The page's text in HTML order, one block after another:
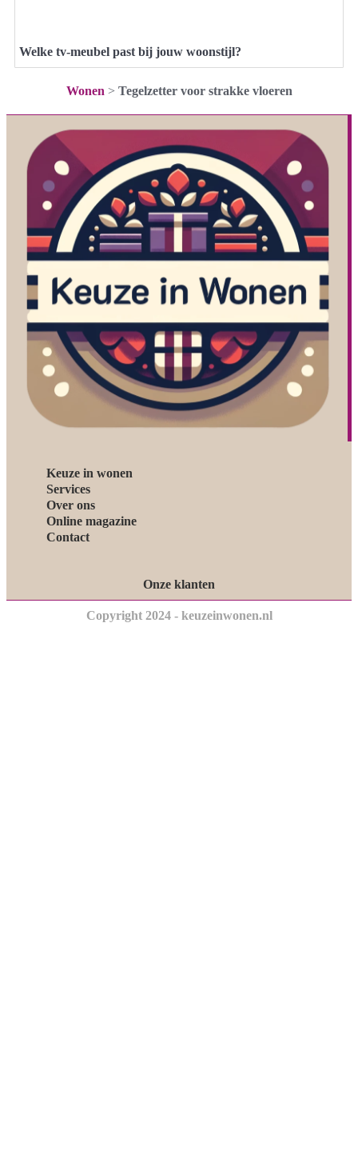
Welke tv-meubel past bij jouw woonstijl?
Wonen > Tegelzetter voor strakke vloeren
Keuze in wonen
Services
Over ons
Online magazine
Contact
Onze klanten
Copyright 2024 - keuzeinwonen.nl